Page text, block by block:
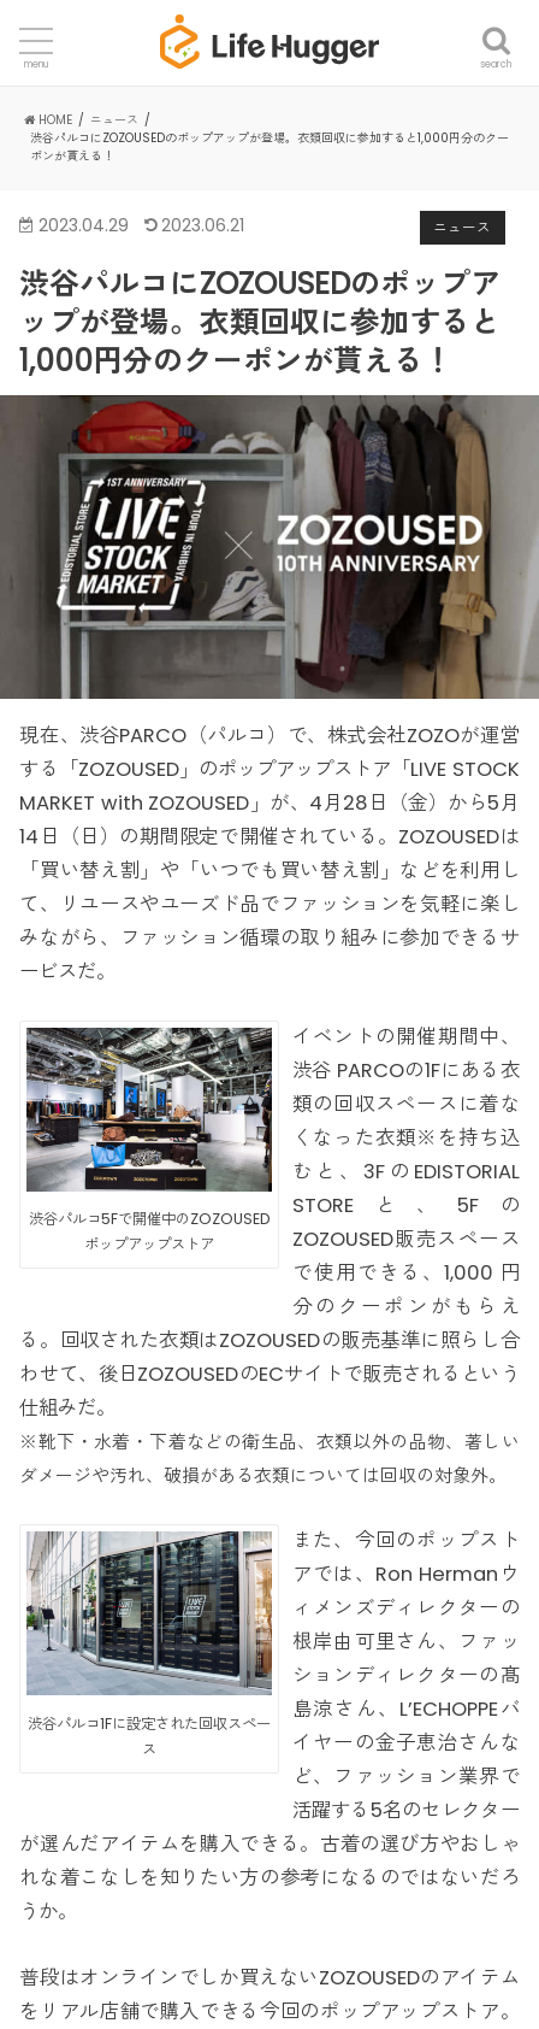
search
menu
HOME
ニュース
渋谷パルコにZOZOUSEDのポップアップが登場。衣類回収に参加すると1,000円分のクー
ポンが貰える！
ニュース
2023.04.29 2023.06.21
渋谷パルコにZOZOUSEDのポップア
ップが登場。衣類回収に参加すると
1,000円分のクーポンが貰える！
現在、渋谷PARCO（パルコ）で、株式会社ZOZOが運営
する「ZOZOUSED」のポップアップストア「LIVE STOCK
MARKET with ZOZOUSED」が、4月28日（金）から5月
14日（日）の期間限定で開催されている。ZOZOUSEDは
「買い替え割」や「いつでも買い替え割」などを利用し
て、リユースやユーズド品でファッションを気軽に楽し
みながら、ファッション循環の取り組みに参加できるサ
ービスだ。
渋谷パルコ5Fで開催中のZOZOUSED
ポップアップストア
イベントの開催期間中、
渋谷 PARCOの1Fにある衣
類の回収スペースに着な
くなった衣類※を持ち込
むと、3FのEDISTORIAL
STOREと、5Fの
ZOZOUSED販売スペース
で使用できる、1,000 円
分のクーポンがもらえ
る。回収された衣類はZOZOUSEDの販売基準に照らし合
わせて、後日ZOZOUSEDのECサイトで販売されるという
仕組みだ。
※靴下・水着・下着などの衛生品、衣類以外の品物、著しい
ダメージや汚れ、破損がある衣類については回収の対象外。
渋谷パルコ1Fに設定された回収スペー
ス
また、今回のポップスト
アでは、Ron Hermanウ
ィメンズディレクターの
根岸由可里さん、ファッ
ションディレクターの髙
島涼さん、L’ECHOPPEバ
イヤーの金子恵治さんな
ど、ファッション業界で
活躍する5名のセレクター
が選んだアイテムを購入できる。古着の選び方やおしゃ
れな着こなしを知りたい方の参考になるのではないだろ
うか。
普段はオンラインでしか買えないZOZOUSEDのアイテム
をリアル店舗で購入できる今回のポップアップストア。